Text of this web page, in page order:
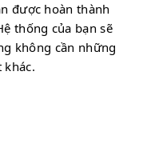
được hoàn thành
thống của bạn sẽ
không cần những
khác.